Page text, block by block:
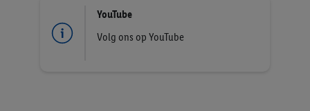
YouTube
Volg ons op YouTube